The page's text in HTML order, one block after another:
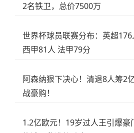
2名铁卫，总价7500万
世界杯球员联赛分布：英超
西甲81人 法甲79分
阿森纳狠下决心！清退8人筹2
战豪购！
1.2亿欧元！19岁过人王引爆豪